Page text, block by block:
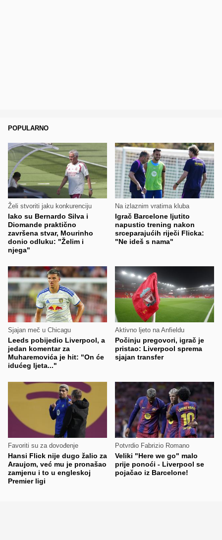
POPULARNO
Želi stvoriti jaku konkurenciju
Iako su Bernardo Silva i
Diomande praktično
završena stvar, Mourinho
donio odluku: "Želim i
njega"
Na izlaznim vratima kluba
Igrač Barcelone ljutito
napustio trening nakon
srceparajućih riječi Flicka:
"Ne ideš s nama"
Sjajan meč u Chicagu
Leeds pobijedio Liverpool, a
jedan komentar za
Muharemovića je hit: "On će
idućeg ljeta..."
Aktivno ljeto na Anfieldu
Počinju pregovori, igrač je
pristao: Liverpool sprema
sjajan transfer
Favoriti su za dovođenje
Hansi Flick nije dugo žalio za
Araujom, već mu je pronašao
zamjenu i to u engleskoj
Premier ligi
Potvrdio Fabrizio Romano
Veliki "Here we go" malo
prije ponoći - Liverpool se
pojačao iz Barcelone!